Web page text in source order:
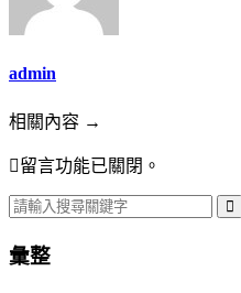
admin
相關內容 →
留言功能已關閉。
彙整